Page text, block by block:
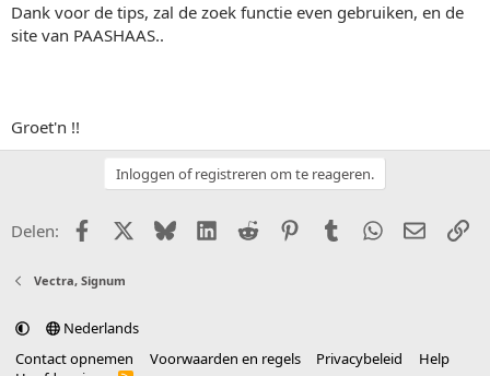
Dank voor de tips, zal de zoek functie even gebruiken, en de
site van PAASHAAS..
Groet'n !!
Inloggen of registreren om te reageren.
Delen: FacebookX (Twitter)
BlueskyLinkedIn
Reddit PinterestTumblr WhatsApp
E-mail
Vectra, Signum
Nederlands
Contact opnemen
Voorwaarden en regels Privacybeleid
Help